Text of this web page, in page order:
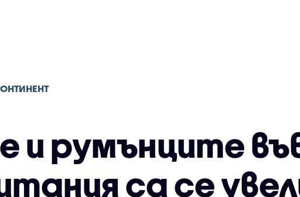
и румънците
са се